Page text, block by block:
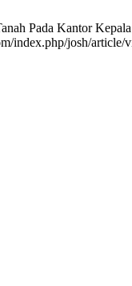
Pada Kantor
index.php/josh/article/